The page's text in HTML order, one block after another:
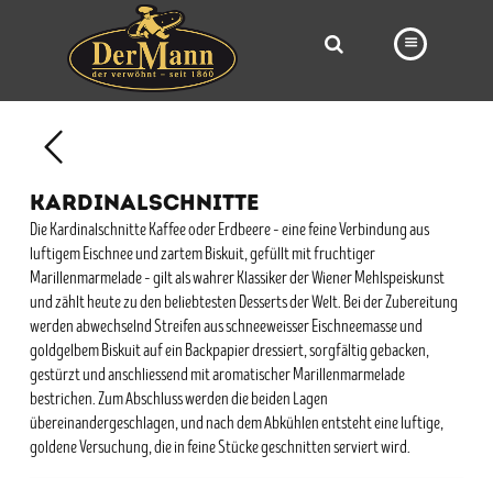
BÄCKEREI
BROTWAY
VORBESTELLUNG
NEWS
KARRIERE
VIDEOS
KARDINALSCHNITTE
Die Kardinalschnitte Kaffee oder Erdbeere – eine feine Verbindung aus
luftigem Eischnee und zartem Biskuit, gefüllt mit fruchtiger
Marillenmarmelade – gilt als wahrer Klassiker der Wiener Mehlspeiskunst
und zählt heute zu den beliebtesten Desserts der Welt. Bei der Zubereitung
werden abwechselnd Streifen aus schneeweisser Eischneemasse und
goldgelbem Biskuit auf ein Backpapier dressiert, sorgfältig gebacken,
gestürzt und anschliessend mit aromatischer Marillenmarmelade
bestrichen. Zum Abschluss werden die beiden Lagen
übereinandergeschlagen, und nach dem Abkühlen entsteht eine luftige,
goldene Versuchung, die in feine Stücke geschnitten serviert wird.